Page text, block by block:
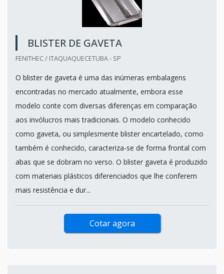
BLISTER DE GAVETA
FENITHEC / ITAQUAQUECETUBA - SP
O blister de gaveta é uma das inúmeras embalagens
encontradas no mercado atualmente, embora esse
modelo conte com diversas diferenças em comparação
aos invólucros mais tradicionais. O modelo conhecido
como gaveta, ou simplesmente blister encartelado, como
também é conhecido, caracteriza-se de forma frontal com
abas que se dobram no verso. O blister gaveta é produzido
com materiais plásticos diferenciados que lhe conferem
mais resistência e dur...
Cotar agora